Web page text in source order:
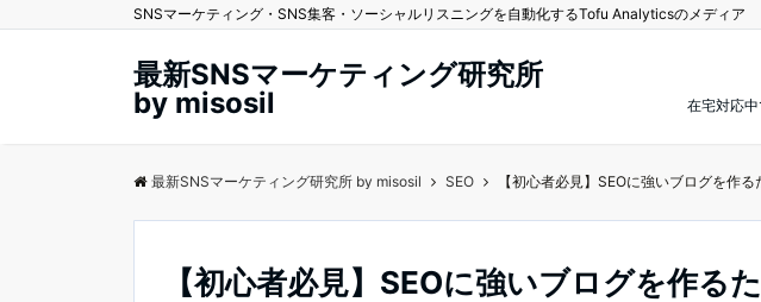
SNSマーケティング・SNS集客・ソーシャルリスニングを自動化するTofu Analyticsのメディア
最新SNSマーケティング研究所
by misosil
在宅対応
最新SNSマーケティング研究所 by misosil SEO 【初心者必見】SEOに強いブログを作
【初心者必見】SEOに強いブログを作る